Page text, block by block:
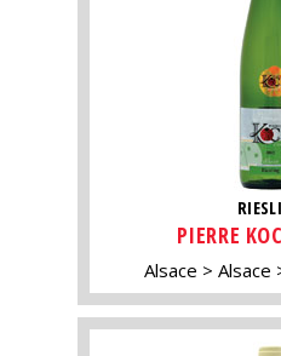
PIERRE
Alsace Alsace